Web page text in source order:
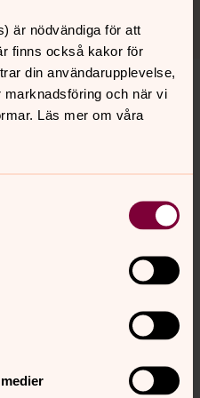
är nödvändiga för att
finns också kakor för
din användarupplevelse,
och när vi
Läs mer om våra